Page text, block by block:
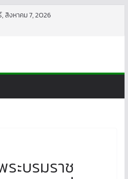
สิงหาคม 7, 2026
ะบรมราช